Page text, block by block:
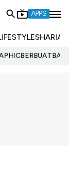
APPS
SHARIA